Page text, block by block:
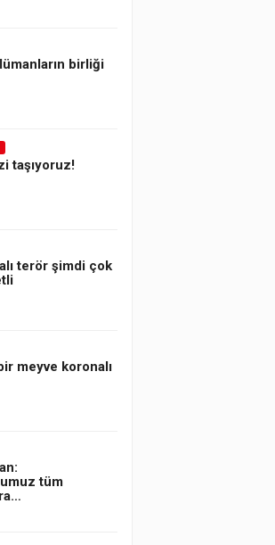
birliği
taşıyoruz!
terör şimdi çok
meyve koronalı
tüm